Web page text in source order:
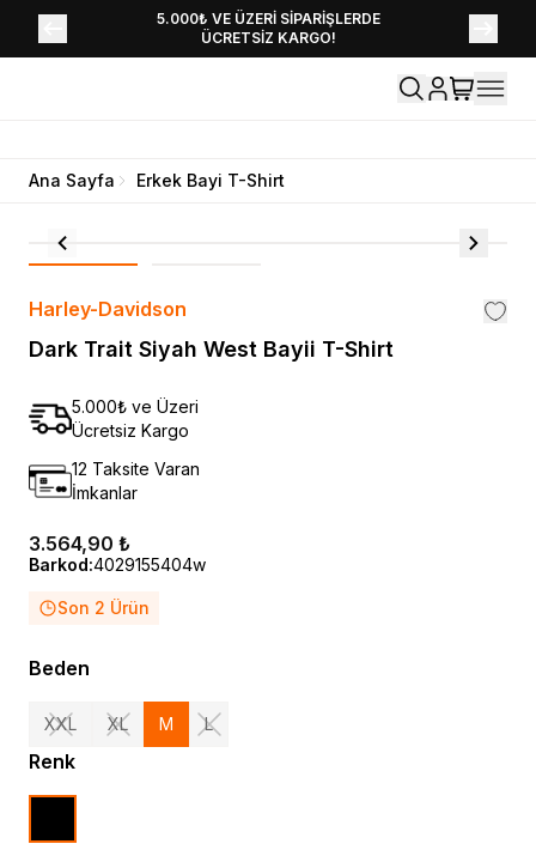
5.000₺ VE ÜZERİ SİPARİŞLERDE
ÜCRETSİZ KARGO!
YENİ SEZON KOLEKSİYONU EKLENDİ,
HEMEN KEŞFET!
Ana Sayfa Erkek Bayi T-Shirt
Harley-Davidson
Dark Trait Siyah West Bayii T-Shirt
5.000₺ ve Üzeri
Ücretsiz Kargo
12 Taksite Varan
İmkanlar
3.564,90 ₺
Barkod:4029155404w
Son 2 Ürün
Beden
XXL XL M L
Renk